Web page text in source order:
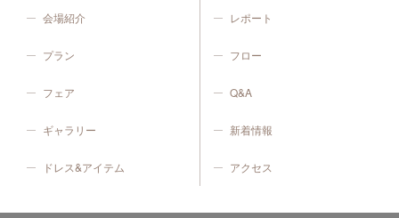
会場紹介
プラン
フェア
ギャラリー
ドレス&アイテム
レポート
フロー
Q&A
新着情報
アクセス